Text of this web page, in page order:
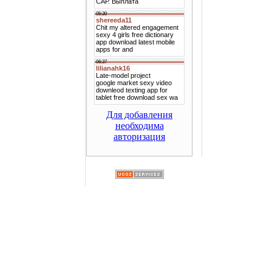
Для добавления
необходима
авторизация